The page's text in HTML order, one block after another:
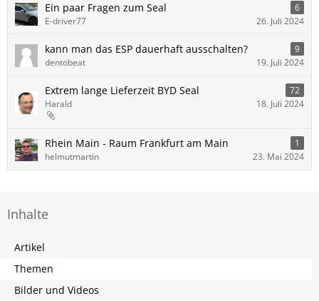
Ein paar Fragen zum Seal
6
E-driver77
26. Juli 2024
kann man das ESP dauerhaft ausschalten?
9
dentobeat
19. Juli 2024
Extrem lange Lieferzeit BYD Seal
72
Harald
18. Juli 2024
Rhein Main - Raum Frankfurt am Main
1
helmutmartin
23. Mai 2024
Inhalte
Artikel
Themen
Bilder und Videos